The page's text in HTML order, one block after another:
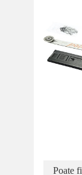
Poate